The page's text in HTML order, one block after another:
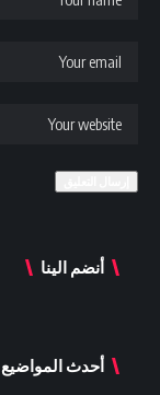
أنضم الينا
أحدث